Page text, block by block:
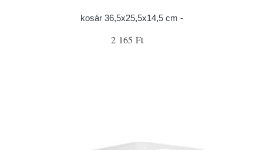
kosár 36,5x25,5x14,5 cm -
2 165 Ft